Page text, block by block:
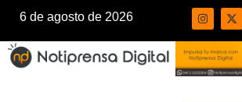
6 de agosto de 2026